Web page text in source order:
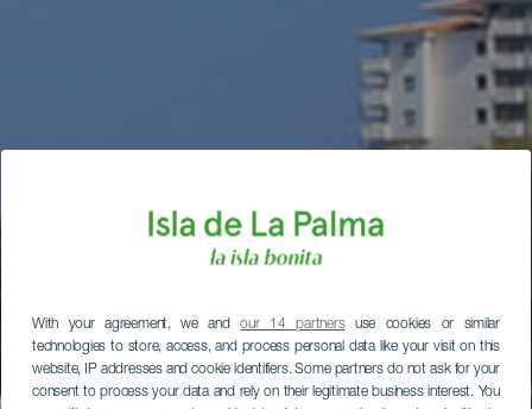
With your agreement, we andour 14 partnersuse cookies or similar
technologies to store, access, and process personal data like your visit on this
website, IP addresses and cookie identifiers. Some partners do not ask for your
consent to process your data and rely on their legitimate business interest. You